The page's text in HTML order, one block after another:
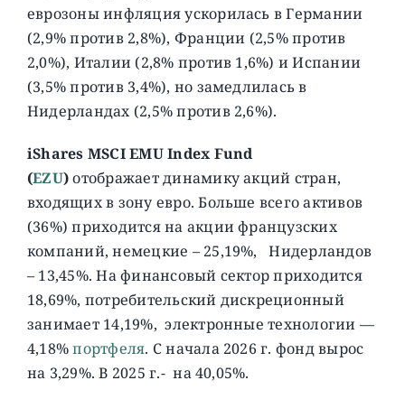
еврозоны инфляция ускорилась в Германии
(2,9% против 2,8%), Франции (2,5% против
2,0%), Италии (2,8% против 1,6%) и Испании
(3,5% против 3,4%), но замедлилась в
Нидерландах (2,5% против 2,6%).
iShares MSCI EMU Index Fund
(EZU)отображает динамику акций стран,
входящих в зону евро. Больше всего активов
(36%) приходится на акции французских
компаний, немецкие – 25,19%, Нидерландов
– 13,45%. На финансовый сектор приходится
18,69%, потребительский дискреционный
занимает 14,19%, электронные технологии —
4,18%портфеля. C начала 2026 г. фонд вырос
на 3,29%. В 2025 г.- на 40,05%.